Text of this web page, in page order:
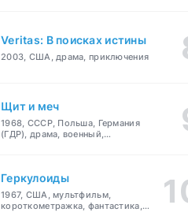
Veritas: В поисках истины
2003, США, драма, приключения
Щит и меч
1968, СССР, Польша, Германия
(ГДР), драма, военный,
Геркулоиды
1967, США, мультфильм,
короткометражка, фантастика,